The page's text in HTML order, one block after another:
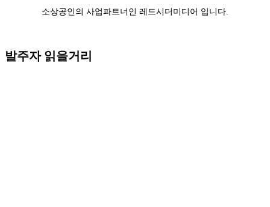
소상공인의 사업파트너인 레드시더미디어 입니다.
발주자 읽을거리